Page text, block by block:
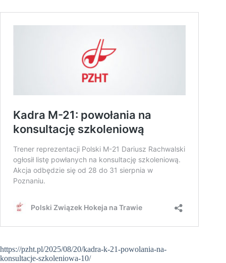
https://pzht.pl/2025/08/20/kadra-k-21-powolania-na-
konsultacje-szkoleniowa-10/